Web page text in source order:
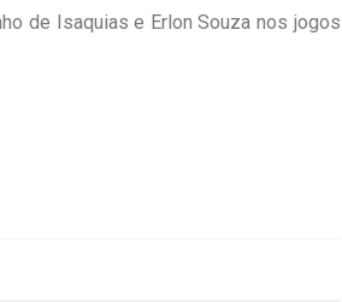
de Isaquias e Erlon Souza nos jogos